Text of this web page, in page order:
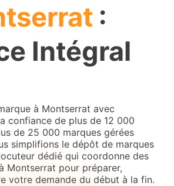
:
Intégral
à Montserrat avec
confiance de plus de 12 000
de 25 000 marques gérées
simplifions le dépôt de marques
dédié qui coordonne des
Montserrat pour préparer,
votre demande du début à la fin.